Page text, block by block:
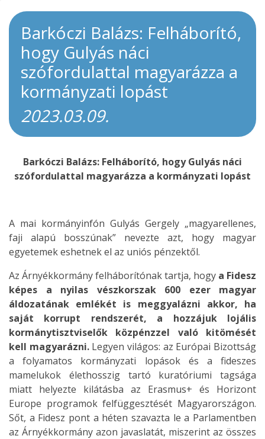
Barkóczi Balázs: Felháborító,
hogy Gulyás náci
szófordulattal magyarázza a
kormányzati lopást
2023.03.09.
Barkóczi Balázs: Felháborító, hogy Gulyás náci
szófordulattal magyarázza a kormányzati lopást
A mai kormányinfón Gulyás Gergely „magyarellenes,
faji alapú bosszúnak” nevezte azt, hogy magyar
egyetemek eshetnek el az uniós pénzektől.
Az Árnyékkormány felháborítónak tartja, hogy a Fidesz
képes a nyilas vészkorszak 600 ezer magyar
áldozatának emlékét is meggyalázni akkor, ha
saját korrupt rendszerét, a hozzájuk lojális
kormánytisztviselők közpénzzel való kitömését
kell magyarázni.Legyen világos: az Európai Bizottság
a folyamatos kormányzati lopások és a fideszes
mamelukok élethosszig tartó kuratóriumi tagsága
miatt helyezte kilátásba az Erasmus+ és Horizont
Europe programok felfüggesztését Magyarországon.
Sőt, a Fidesz pont a héten szavazta le a Parlamentben
az Árnyékkormány azon javaslatát, miszerint az összes